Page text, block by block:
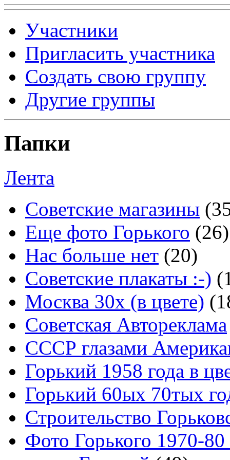
Участники
Пригласить участника
Создать свою группу
Другие группы
Папки
Лента
Советские магазины
Еще фото Горького (26)
Нас больше нет (20)
Советские плакаты :-)
Москва 30x (в цвете)
Советская Автореклама
СССР глазами
Горький 1958 года в
Горький 60ых 70тых
Строительство
Фото Горького 1970-80